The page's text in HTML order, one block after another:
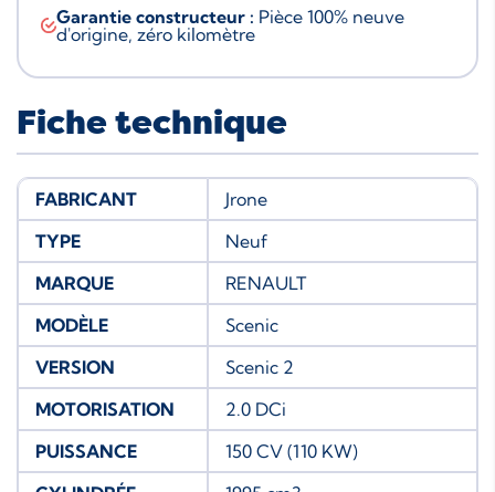
Garantie constructeur : Pièce 100% neuve
d'origine, zéro kilomètre
Fiche technique
FABRICANT
Jrone
TYPE
Neuf
MARQUE
RENAULT
MODÈLE
Scenic
VERSION
Scenic 2
MOTORISATION
2.0 DCi
PUISSANCE
150 CV (110 KW)